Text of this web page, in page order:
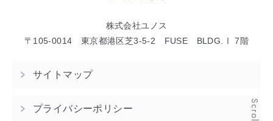
Scroll
株式会社ユノス
〒105-0014 東京都港区芝3-5-2 FUSE BLDG.Ⅰ 7階
サイトマップ
プライバシーポリシー